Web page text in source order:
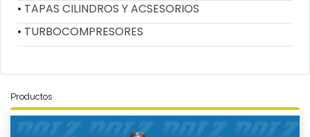
TAPAS CILINDROS Y ACSESORIOS
TURBOCOMPRESORES
Productos